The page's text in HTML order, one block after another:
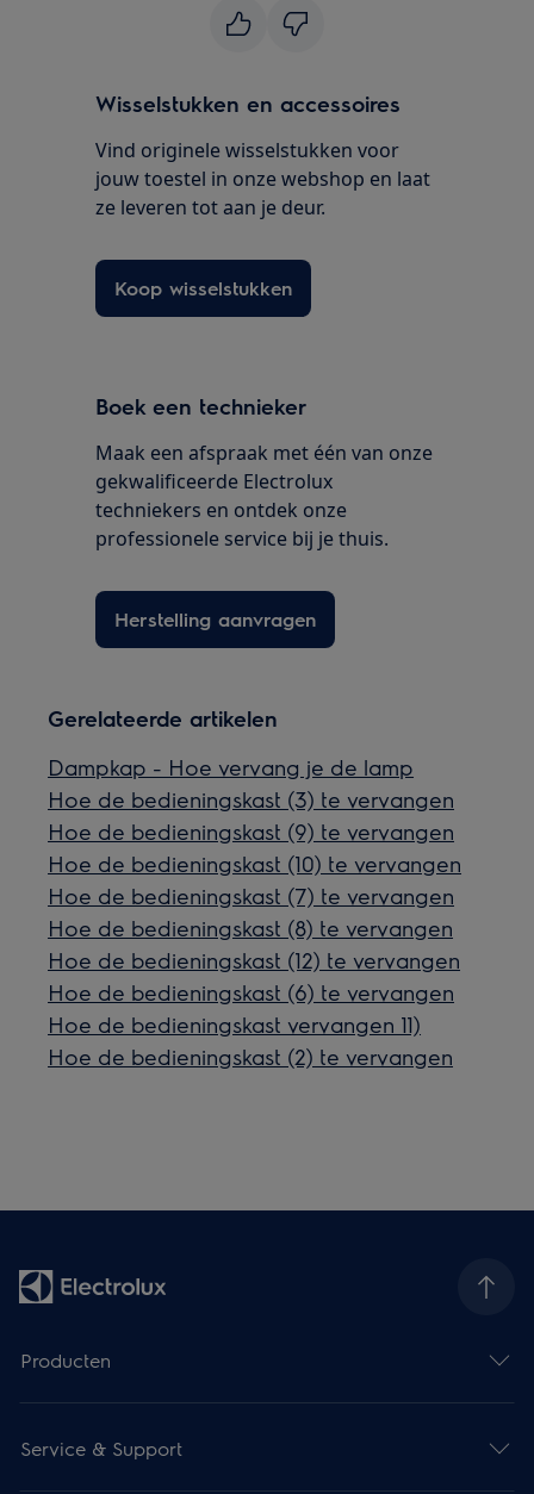
Wisselstukken en accessoires
Vind originele wisselstukken voor
jouw toestel in onze webshop en laat
ze leveren tot aan je deur.
Koop wisselstukken
Boek een technieker
Maak een afspraak met één van onze
gekwalificeerde Electrolux
techniekers en ontdek onze
professionele service bij je thuis.
Herstelling aanvragen
Gerelateerde artikelen
Dampkap - Hoe vervang je de lamp
Hoe de bedieningskast (3) te vervangen
Hoe de bedieningskast (9) te vervangen
Hoe de bedieningskast (10) te vervangen
Hoe de bedieningskast (7) te vervangen
Hoe de bedieningskast (8) te vervangen
Hoe de bedieningskast (12) te vervangen
Hoe de bedieningskast (6) te vervangen
Hoe de bedieningskast vervangen 11)
Hoe de bedieningskast (2) te vervangen
Producten
Service & Support